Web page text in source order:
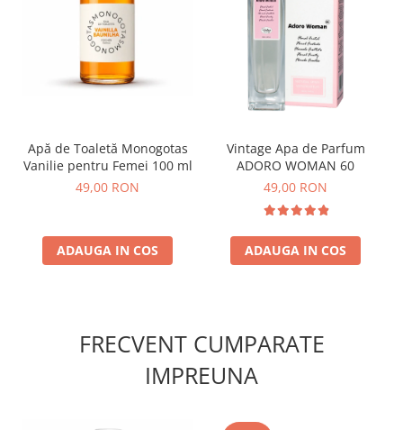
Apă de Toaletă Monogotas
Vanilie pentru Femei 100 ml
49,00 RON
ADAUGA IN COS
Vintage Apa de Parfum
ADORO WOMAN 60
49,00 RON
ADAUGA IN COS
FRECVENT CUMPARATE
IMPREUNA